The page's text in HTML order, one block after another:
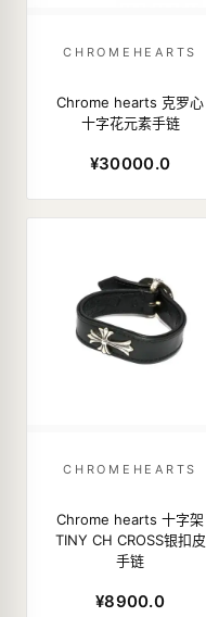
CHROMEHEARTS
Chrome hearts 克罗心
十字花元素手链
¥30000.0
CHROMEHEARTS
Chrome hearts 十字架
TINY CH CROSS银扣皮
手链
¥8900.0